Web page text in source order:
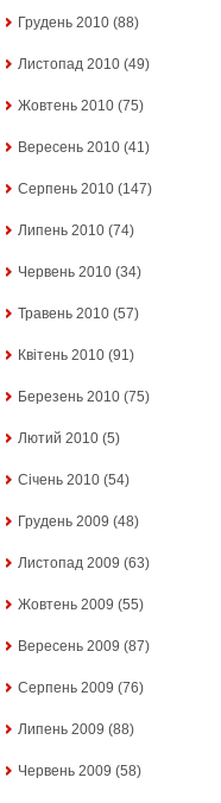
Грудень 2010 (88)
Листопад 2010 (49)
Жовтень 2010 (75)
Вересень 2010 (41)
Серпень 2010 (147)
Липень 2010 (74)
Червень 2010 (34)
Травень 2010 (57)
Квітень 2010 (91)
Березень 2010 (75)
Лютий 2010 (5)
Січень 2010 (54)
Грудень 2009 (48)
Листопад 2009 (63)
Жовтень 2009 (55)
Вересень 2009 (87)
Серпень 2009 (76)
Липень 2009 (88)
Червень 2009 (58)